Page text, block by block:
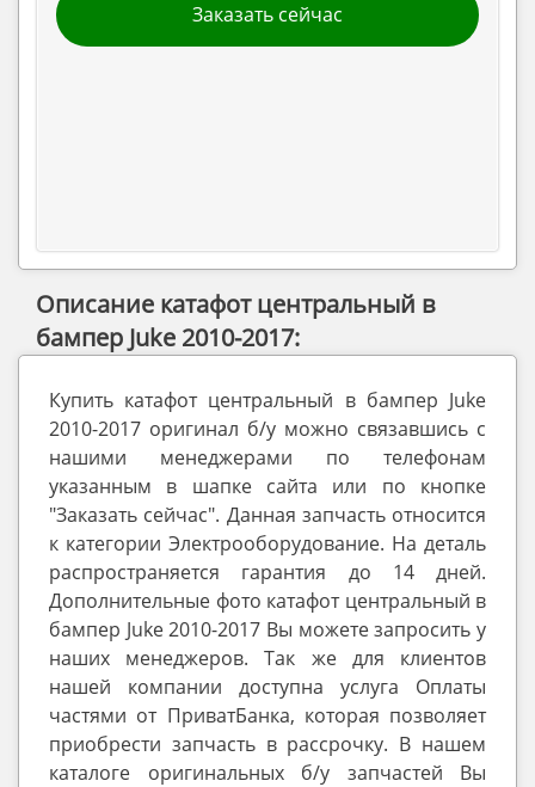
Заказать сейчас
Описание катафот центральный в
бампер Juke 2010-2017:
Купить катафот центральный в бампер Juke
2010-2017 оригинал б/у можно связавшись с
нашими менеджерами по телефонам
указанным в шапке сайта или по кнопке
"Заказать сейчас". Данная запчасть относится
к категории Электрооборудование. На деталь
распространяется гарантия до 14 дней.
Дополнительные фото катафот центральный в
бампер Juke 2010-2017 Вы можете запросить у
наших менеджеров. Так же для клиентов
нашей компании доступна услуга Оплаты
частями от ПриватБанка, которая позволяет
приобрести запчасть в рассрочку. В нашем
каталоге оригинальных б/у запчастей Вы